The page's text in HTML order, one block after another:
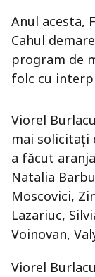
Anul acesta,
Cahul
program de
folc cu
Viorel
mai solicitați
a făcut
Natalia
Moscovici,
Lazariuc,
Voinovan,
Viorel